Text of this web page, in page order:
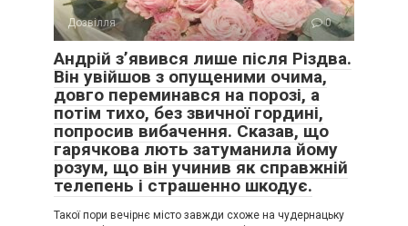
Дозвілля 0
Андрій з’явився лише після Різдва.
Він увійшов з опущеними очима,
довго переминався на порозі, а
потім тихо, без звичної гордині,
попросив вибачення. Сказав, що
гарячкова лють затуманила йому
розум, що він учинив як справжній
телепень і страшенно шкодує.
Такої пори вечірнє місто завжди схоже на чудернацьку